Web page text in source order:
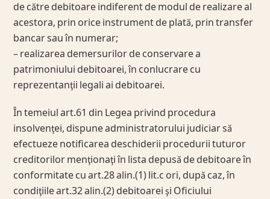
de către debitoare indiferent de modul de realizare al
acestora, prin orice instrument de plată, prin transfer
bancar sau în numerar;
– realizarea demersurilor de conservare a
patrimoniului debitoarei, în conlucrare cu
reprezentanţii legali ai debitoarei.
În temeiul art.61 din Legea privind procedura
insolvenţei, dispune administratorului judiciar să
efectueze notificarea deschiderii procedurii tuturor
creditorilor menţionaţi în lista depusă de debitoare în
conformitate cu art.28 alin.(1) lit.c ori, după caz, în
condiţiile art.32 alin.(2) debitoarei şi Oficiului